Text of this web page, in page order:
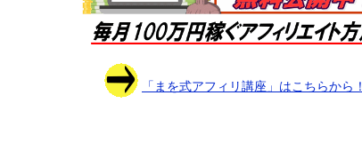
「まを式アフィリ講座」はこちらから！